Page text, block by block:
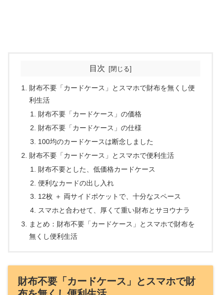
目次
財布不要「カードケース」とスマホで財布を無くし便
利生活
財布不要「カードケース」の価格
財布不要「カードケース」の仕様
100均のカードケースは断念しました
財布不要「カードケース」とスマホで便利生活
財布不要とした、低価格カードケース
便利なカードの出し入れ
12枚 ＋ 両サイドポケットで、十分なスペース
スマホと合わせて、厚くて重い財布とサヨウナラ
まとめ：財布不要「カードケース」とスマホで財布を
無くし便利生活
財布不要「カードケース」とスマホで財